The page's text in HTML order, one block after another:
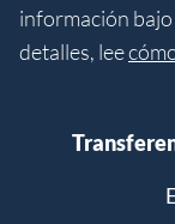
información
detalles, lee